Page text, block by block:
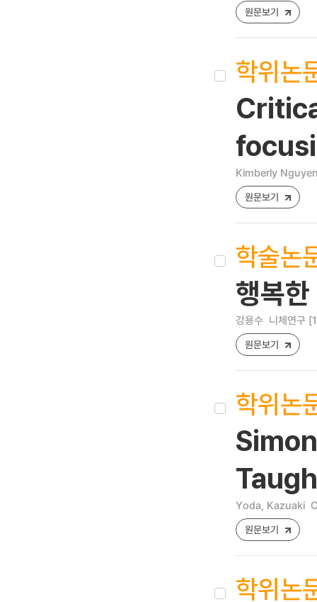
원문보기
학위논
Kimberly
원문보기
학술논
행복
강용수 니체연구
원문보기
학위논
Yoda, Kazuaki
원문보기
학위논